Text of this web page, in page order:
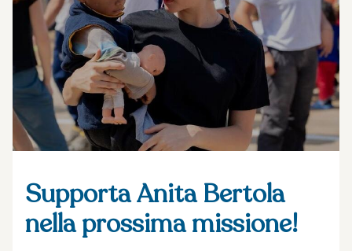
Supporta Anita Bertola
nella prossima missione!